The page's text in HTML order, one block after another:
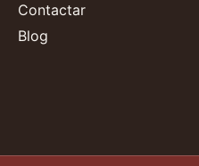
Contactar
Blog